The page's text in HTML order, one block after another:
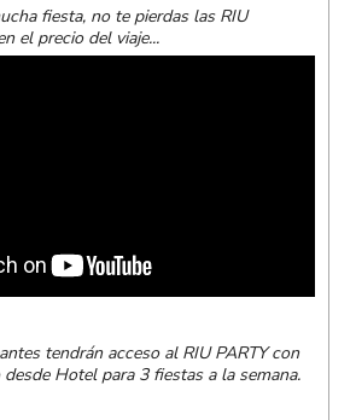
fiesta, no te pierdas las RIU
el precio del viaje...
tendrán acceso al RIU PARTY con
Hotel para 3 fiestas a la semana.